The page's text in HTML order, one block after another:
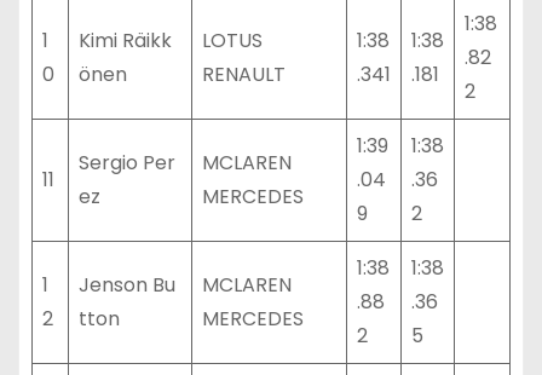
1
0
Kimi Räikk
önen
LOTUS
RENAULT
1:38
.341
1:38
.181
1:38
.82
2
11
Sergio Per
ez
MCLAREN
MERCEDES
1:39
.04
9
1:38
.36
2
1
2
Jenson Bu
tton
MCLAREN
MERCEDES
1:38
.88
2
1:38
.36
5